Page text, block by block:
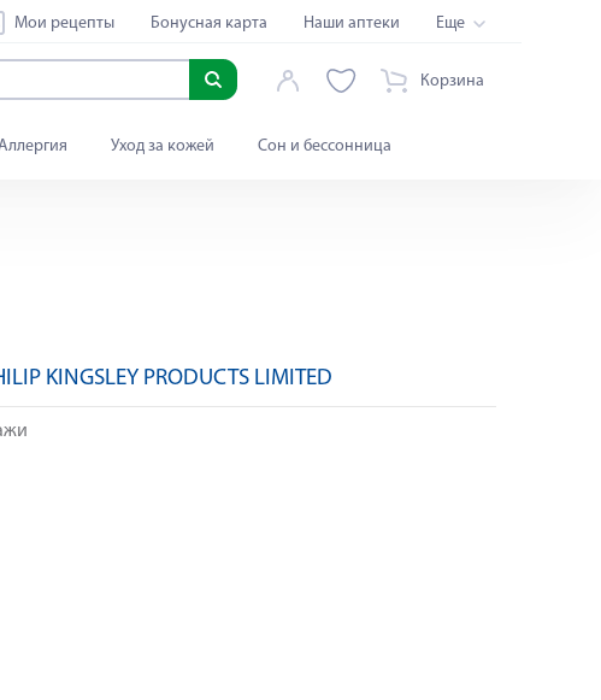
Мои рецепты Бонусная карта Наши аптеки Еще
Корзина
Уход за кожей Сон и бессонница
KINGSLEY PRODUCTS LIMITED